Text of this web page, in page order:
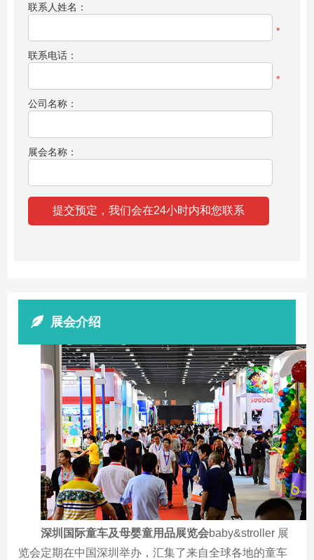
联系人姓名：
*
联系电话：
*
公司名称：
展会名称：
展会介绍
深圳国际童车及母婴童用品展览会baby&stroller 展
览会定期在中国深圳举办，汇集了来自全球各地的童车